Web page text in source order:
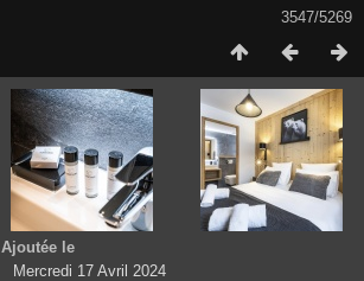
3547/5269
Ajoutée le
Mercredi 17 Avril 2024